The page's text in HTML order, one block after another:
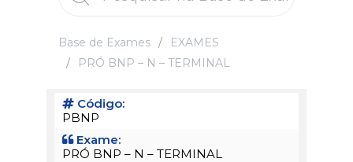
Base de Exames
EXAMES
PRÓ BNP – N – TERMINAL
Código:
PBNP
Exame:
PRÓ BNP – N – TERMINAL